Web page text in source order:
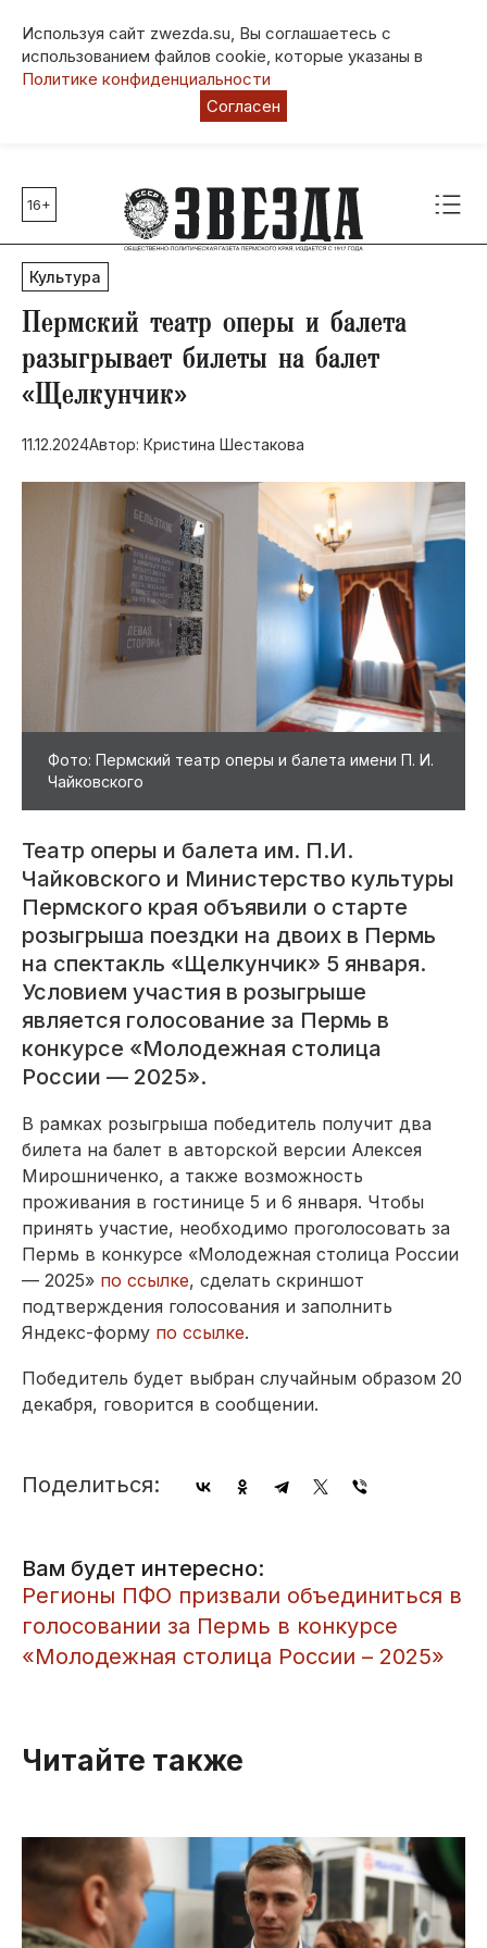
Используя сайт zwezda.su, Вы соглашаетесь с
использованием файлов cookie, которые указаны в
Политике конфиденциальности
Согласен
Главные темы
80 лет Победы
Молодежная столица РФ
СВО
Выборы в Пермском крае
Социальная поддержка
Инфраструктура
Благоустройство
16+
Культура
​Пермский театр оперы и балета
разыгрывает билеты на балет
«Щелкунчик»
11.12.2024Автор: Кристина Шестакова
Фото: Пермский театр оперы и балета имени П. И.
Чайковского
Театр оперы и балета им. П.И.
Чайковского и Министерство культуры
Пермского края объявили о старте
розыгрыша поездки на двоих в Пермь
на спектакль «Щелкунчик» 5 января.
Условием участия в розыгрыше
является голосование за Пермь в
конкурсе «Молодежная столица
России — 2025».
В рамках розыгрыша победитель получит два
билета на балет в авторской версии Алексея
Мирошниченко, а также возможность
проживания в гостинице 5 и 6 января. Чтобы
принять участие, необходимо проголосовать за
Пермь в конкурсе «Молодежная столица России
— 2025» по ссылке, сделать скриншот
подтверждения голосования и заполнить
Яндекс-форму по ссылке.
Победитель будет выбран случайным образом 20
декабря, говорится в сообщении.
Поделиться:
Вам будет интересно:
​Регионы ПФО призвали объединиться в
голосовании за Пермь в конкурсе
«Молодежная столица России – 2025»
Читайте также